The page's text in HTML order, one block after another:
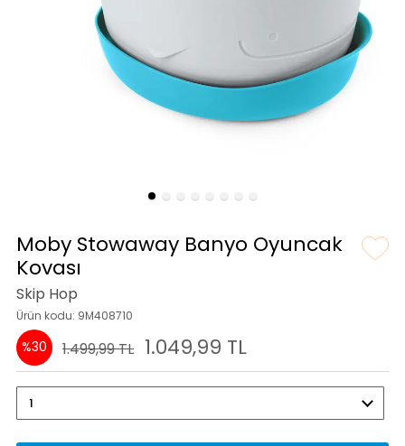
Moby Stowaway Banyo Oyuncak
Kovası
Skip Hop
Ürün kodu: 9M408710
%30 1.499,99 TL 1.049,99 TL